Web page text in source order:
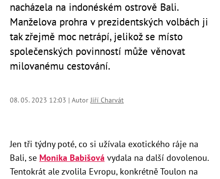
nacházela na indonéském ostrově Bali.
Manželova prohra v prezidentských volbách ji
tak zřejmě moc netrápí, jelikož se místo
společenských povinností může věnovat
milovanému cestování.
08. 05. 2023 12:03 | AutorJiří Charvát
Jen tři týdny poté, co si užívala exotického ráje na
Bali, se Monika Babišová vydala na další dovolenou.
Tentokrát ale zvolila Evropu, konkrétně Toulon na